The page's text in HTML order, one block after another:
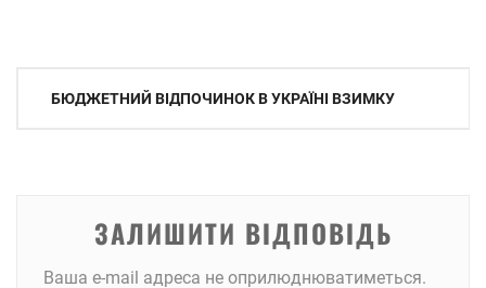
Навігація
БЮДЖЕТНИЙ ВІДПОЧИНОК В УКРАЇНІ ВЗИМКУ
ЗАЛИШИТИ ВІДПОВІДЬ
Ваша e-mail адреса не оприлюднюватиметься.